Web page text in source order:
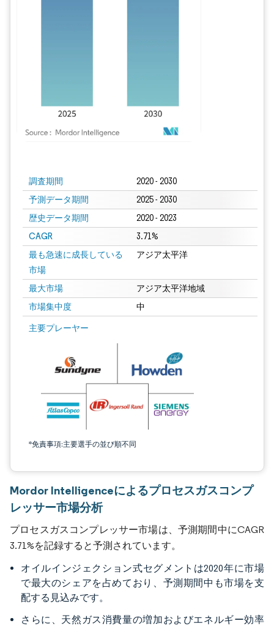
調査期間 2020 - 2030
予測データ期間 2025 - 2030
歴史データ期間 2020 - 2023
CAGR 3.71%
最も急速に成長している
市場
アジア太平洋
最大市場 アジア太平洋地域
市場集中度 中
主要プレーヤー
*免責事項:主要選手の並び順不同
Mordor Intelligenceによるプロセスガスコンプ
レッサー市場分析
プロセスガスコンプレッサー市場は、予測期間中にCAGR
3.71%を記録すると予測されています。
オイルインジェクション式セグメントは2020年に市場
で最大のシェアを占めており、予測期間中も市場を支
配する見込みです。
さらに、天然ガス消費量の増加およびエネルギー効率